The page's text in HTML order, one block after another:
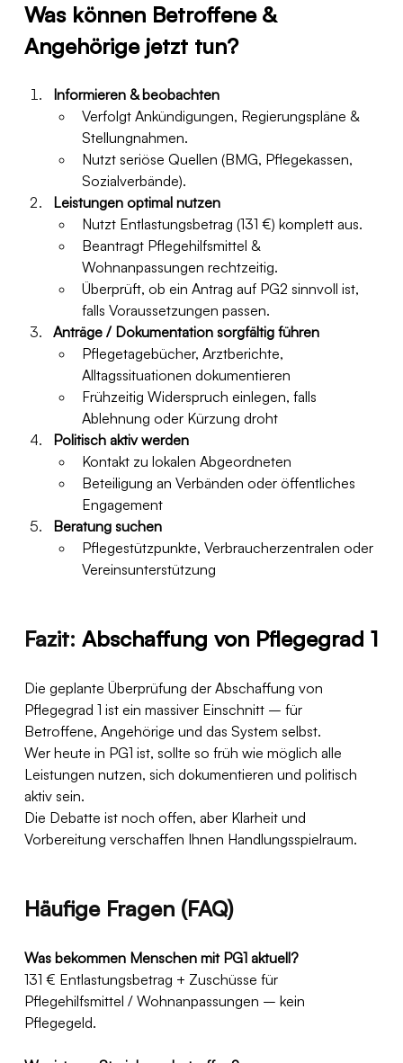
Was können Betroffene &
Angehörige jetzt tun?
Informieren & beobachten
Verfolgt Ankündigungen, Regierungspläne &
Stellungnahmen.
Nutzt seriöse Quellen (BMG, Pflegekassen,
Sozialverbände).
Leistungen optimal nutzen
Nutzt Entlastungsbetrag (131 €) komplett aus.
Beantragt Pflegehilfsmittel &
Wohnanpassungen rechtzeitig.
Überprüft, ob ein Antrag auf PG2 sinnvoll ist,
falls Voraussetzungen passen.
Anträge / Dokumentation sorgfältig führen
Pflegetagebücher, Arztberichte,
Alltagssituationen dokumentieren
Frühzeitig Widerspruch einlegen, falls
Ablehnung oder Kürzung droht
Politisch aktiv werden
Kontakt zu lokalen Abgeordneten
Beteiligung an Verbänden oder öffentliches
Engagement
Beratung suchen
Pflegestützpunkte, Verbraucherzentralen oder
Vereinsunterstützung
Fazit: Abschaffung von Pflegegrad 1
Die geplante Überprüfung der Abschaffung von
Pflegegrad 1 ist ein massiver Einschnitt – für
Betroffene, Angehörige und das System selbst.
Wer heute in PG1 ist, sollte so früh wie möglich alle
Leistungen nutzen, sich dokumentieren und politisch
aktiv sein.
Die Debatte ist noch offen, aber Klarheit und
Vorbereitung verschaffen Ihnen Handlungsspielraum.
Häufige Fragen (FAQ)
Was bekommen Menschen mit PG1 aktuell?
131 € Entlastungsbetrag + Zuschüsse für
Pflegehilfsmittel / Wohnanpassungen – kein
Pflegegeld.